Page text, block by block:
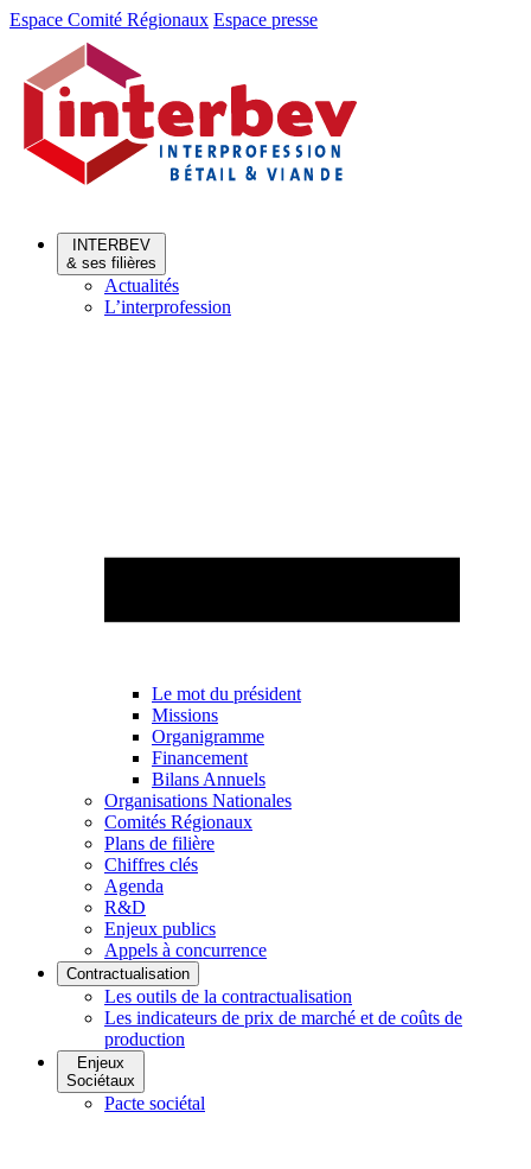
Aller
Aller
contenu
Espace Comité Régionaux Espace presse
INTERBEV
& ses filières
Actualités
L’interprofession
Le mot du président
Missions
Organigramme
Financement
Bilans Annuels
Organisations Nationales
Comités Régionaux
Plans de filière
Chiffres clés
Agenda
R&D
Enjeux publics
Appels à concurrence
Contractualisation
Les outils de la contractualisation
Les indicateurs de prix de marché et de coûts de
production
Enjeux
Sociétaux
Pacte sociétal